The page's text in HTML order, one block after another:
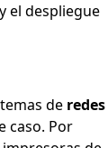
el despliegue
de redes
caso. Por